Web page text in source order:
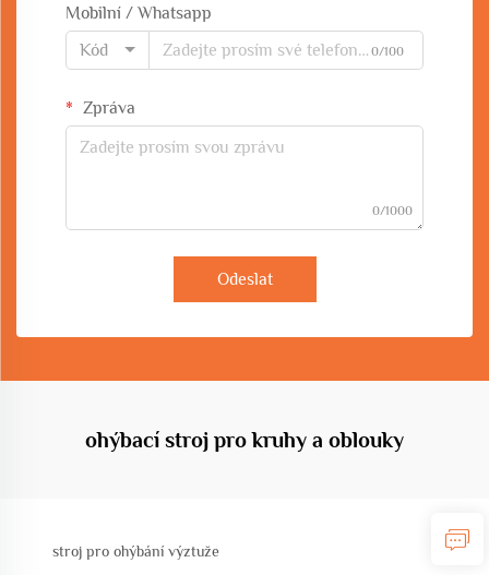
Mobilní / Whatsapp
Kód
0/100
Zpráva
0/1000
Odeslat
ohýbací stroj pro kruhy a oblouky
stroj pro ohýbání výztuže